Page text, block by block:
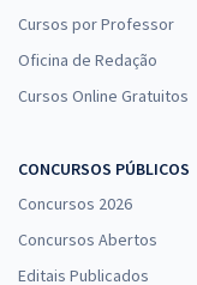
Cursos por Professor
Oficina de Redação
Cursos Online Gratuitos
CONCURSOS PÚBLICOS
Concursos 2026
Concursos Abertos
Editais Publicados